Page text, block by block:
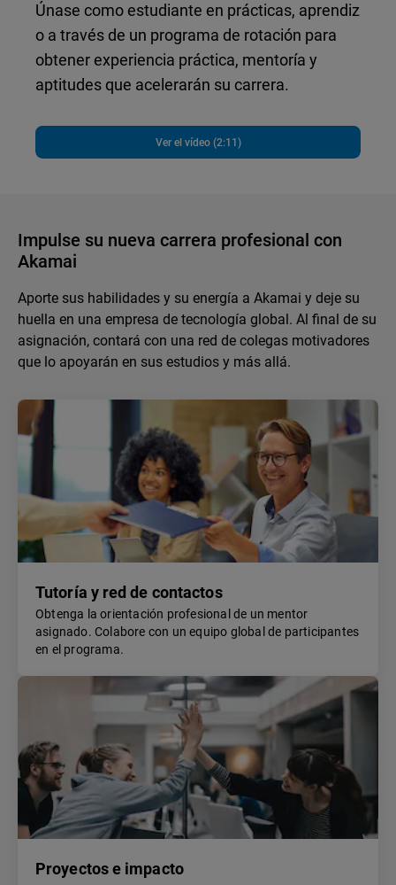
Únase como estudiante en prácticas, aprendiz
o a través de un programa de rotación para
obtener experiencia práctica, mentoría y
aptitudes que acelerarán su carrera.
Ver el vídeo (2:11)
Impulse su nueva carrera profesional con
Akamai
Aporte sus habilidades y su energía a Akamai y deje su
huella en una empresa de tecnología global. Al final de su
asignación, contará con una red de colegas motivadores
que lo apoyarán en sus estudios y más allá.
Tutoría y red de contactos
Obtenga la orientación profesional de un mentor
asignado. Colabore con un equipo global de participantes
en el programa.
Proyectos e impacto